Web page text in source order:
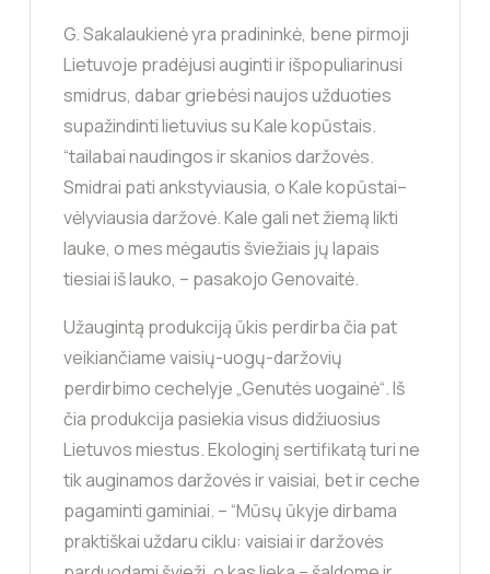
G. Sakalaukienė yra pradininkė, bene pirmoji
Lietuvoje pradėjusi auginti ir išpopuliarinusi
smidrus, dabar griebėsi naujos užduoties
supažindinti lietuvius su Kale kopūstais.
“tailabai naudingos ir skanios daržovės.
Smidrai pati ankstyviausia, o Kale kopūstai–
vėlyviausia daržovė. Kale gali net žiemą likti
lauke, o mes mėgautis šviežiais jų lapais
tiesiai iš lauko, – pasakojo Genovaitė.
Užaugintą produkciją ūkis perdirba čia pat
veikiančiame vaisių-uogų-daržovių
perdirbimo cechelyje „Genutės uogainė“. Iš
čia produkcija pasiekia visus didžiuosius
Lietuvos miestus. Ekologinį sertifikatą turi ne
tik auginamos daržovės ir vaisiai, bet ir ceche
pagaminti gaminiai. – “Mūsų ūkyje dirbama
praktiškai uždaru ciklu: vaisiai ir daržovės